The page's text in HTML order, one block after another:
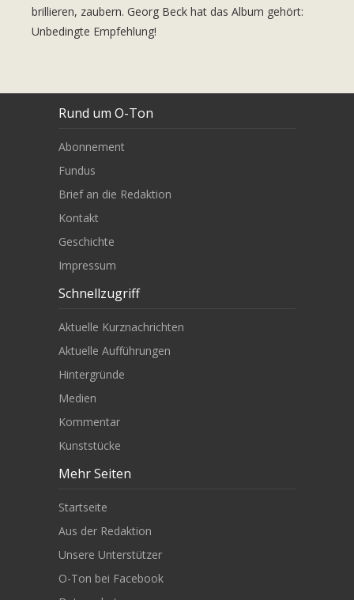
brillieren, zaubern. Georg Beck hat das Album gehört:
Unbedingte Empfehlung!
Rund um O-Ton
Abonnement
Fundus
Brief an die Redaktion
Kontakt
Geschichte
Impressum
Schnellzugriff
Aktuelle Kurznachrichten
Aktuelle Aufführungen
Hintergründe
Medien
Kommentar
Kunststücke
Mehr Seiten
Startseite
Aus der Redaktion
Unsere Unterstützer
O-Ton bei Facebook